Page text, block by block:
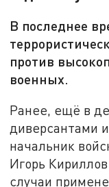
В последнее
против
военных.
Ранее, ещё в
диверсантами
начальник
Игорь
случаи